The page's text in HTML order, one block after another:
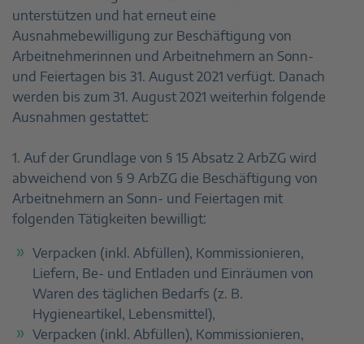
unterstützen und hat erneut eine
Ausnahmebewilligung zur Beschäftigung von
Arbeitnehmerinnen und Arbeitnehmern an Sonn-
und Feiertagen bis 31. August 2021 verfügt. Danach
werden bis zum 31. August 2021 weiterhin folgende
Ausnahmen gestattet:
1. Auf der Grundlage von § 15 Absatz 2 ArbZG wird
abweichend von § 9 ArbZG die Beschäftigung von
Arbeitnehmern an Sonn- und Feiertagen mit
folgenden Tätigkeiten bewilligt:
Verpacken (inkl. Abfüllen), Kommissionieren,
Liefern, Be- und Entladen und Einräumen von
Waren des täglichen Bedarfs (z. B.
Hygieneartikel, Lebensmittel),
Verpacken (inkl. Abfüllen), Kommissionieren,